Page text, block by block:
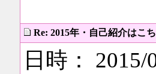
Re: 2015年・自己紹介はこ
日時： 2015/